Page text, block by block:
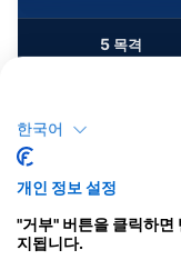
5목격
이 다이빙 장소를
한국어
개인 정보 설정
"거부" 버튼을 클릭하면
지됩니다.